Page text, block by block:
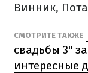
Винник,
СМОТРИТЕ ТАКЖЕ
свадьбы 3"
интересные